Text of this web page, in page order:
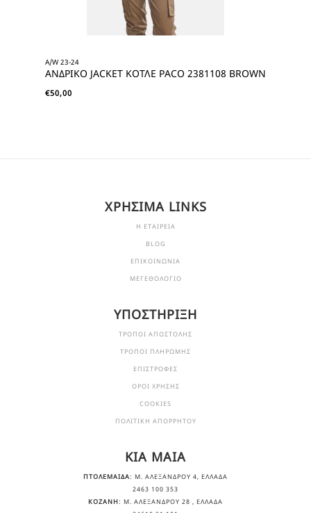
A/W 23-24
ΑΝΔΡΙΚΟ JACKET ΚΟΤΛΕ PACO 2381108 BROWN
€50,00
ΧΡΗΣΙΜΑ LINKS
Η ΕΤΑΙΡΕΙΑ
BLOG
ΕΠΙΚΟΙΝΩΝΙΑ
ΜΕΓΕΘΟΛΟΓΙΟ
ΥΠΟΣΤΗΡΙΞΗ
ΤΡΟΠΟΙ ΑΠΟΣΤΟΛΗΣ
ΤΡΟΠΟΙ ΠΛΗΡΩΜΗΣ
ΕΠΙΣΤΡΟΦΕΣ
ΟΡΟΙ ΧΡΗΣΗΣ
COOKIES
ΠΟΛΙΤΙΚΗ ΑΠΟΡΡΗΤΟΥ
KIA MAIA
ΠΤΟΛΕΜΑΙΔΑ: Μ. ΑΛΕΞΆΝΔΡΟΥ 4, ΕΛΛΆΔΑ
2463 100 353
ΚΟΖΑΝΗ: Μ. ΑΛΕΞΆΝΔΡΟΥ 28 , ΕΛΛΆΔΑ